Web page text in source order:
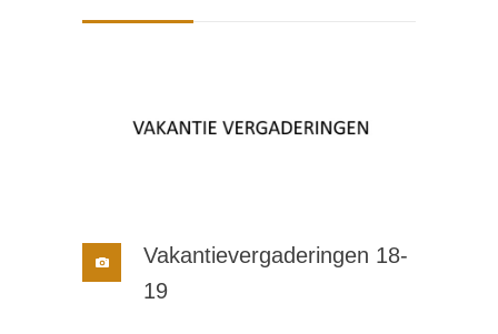
Vakantievergaderingen 18-
19